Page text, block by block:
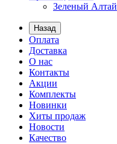
Зеленый Алтай
Назад
Оплата
Доставка
О нас
Контакты
Акции
Комплекты
Новинки
Хиты продаж
Новости
Качество